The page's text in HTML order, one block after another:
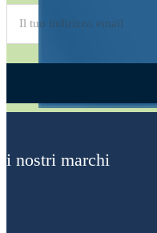
Alternative:
i nostri marchi